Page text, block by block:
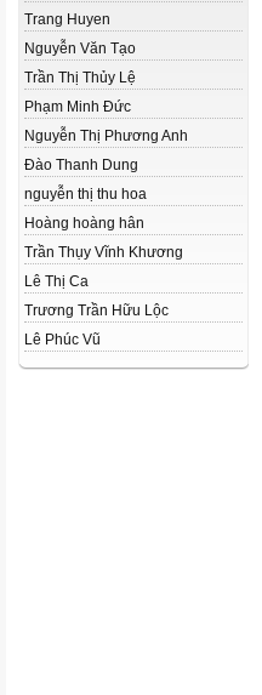
Trang Huyen
Nguyễn Văn Tạo
Trần Thị Thủy Lệ
Phạm Minh Đức
Nguyễn Thị Phương Anh
Đào Thanh Dung
nguyễn thị thu hoa
Hoàng hoàng hân
Trần Thụy Vĩnh Khương
Lê Thị Ca
Trương Trần Hữu Lộc
Lê Phúc Vũ